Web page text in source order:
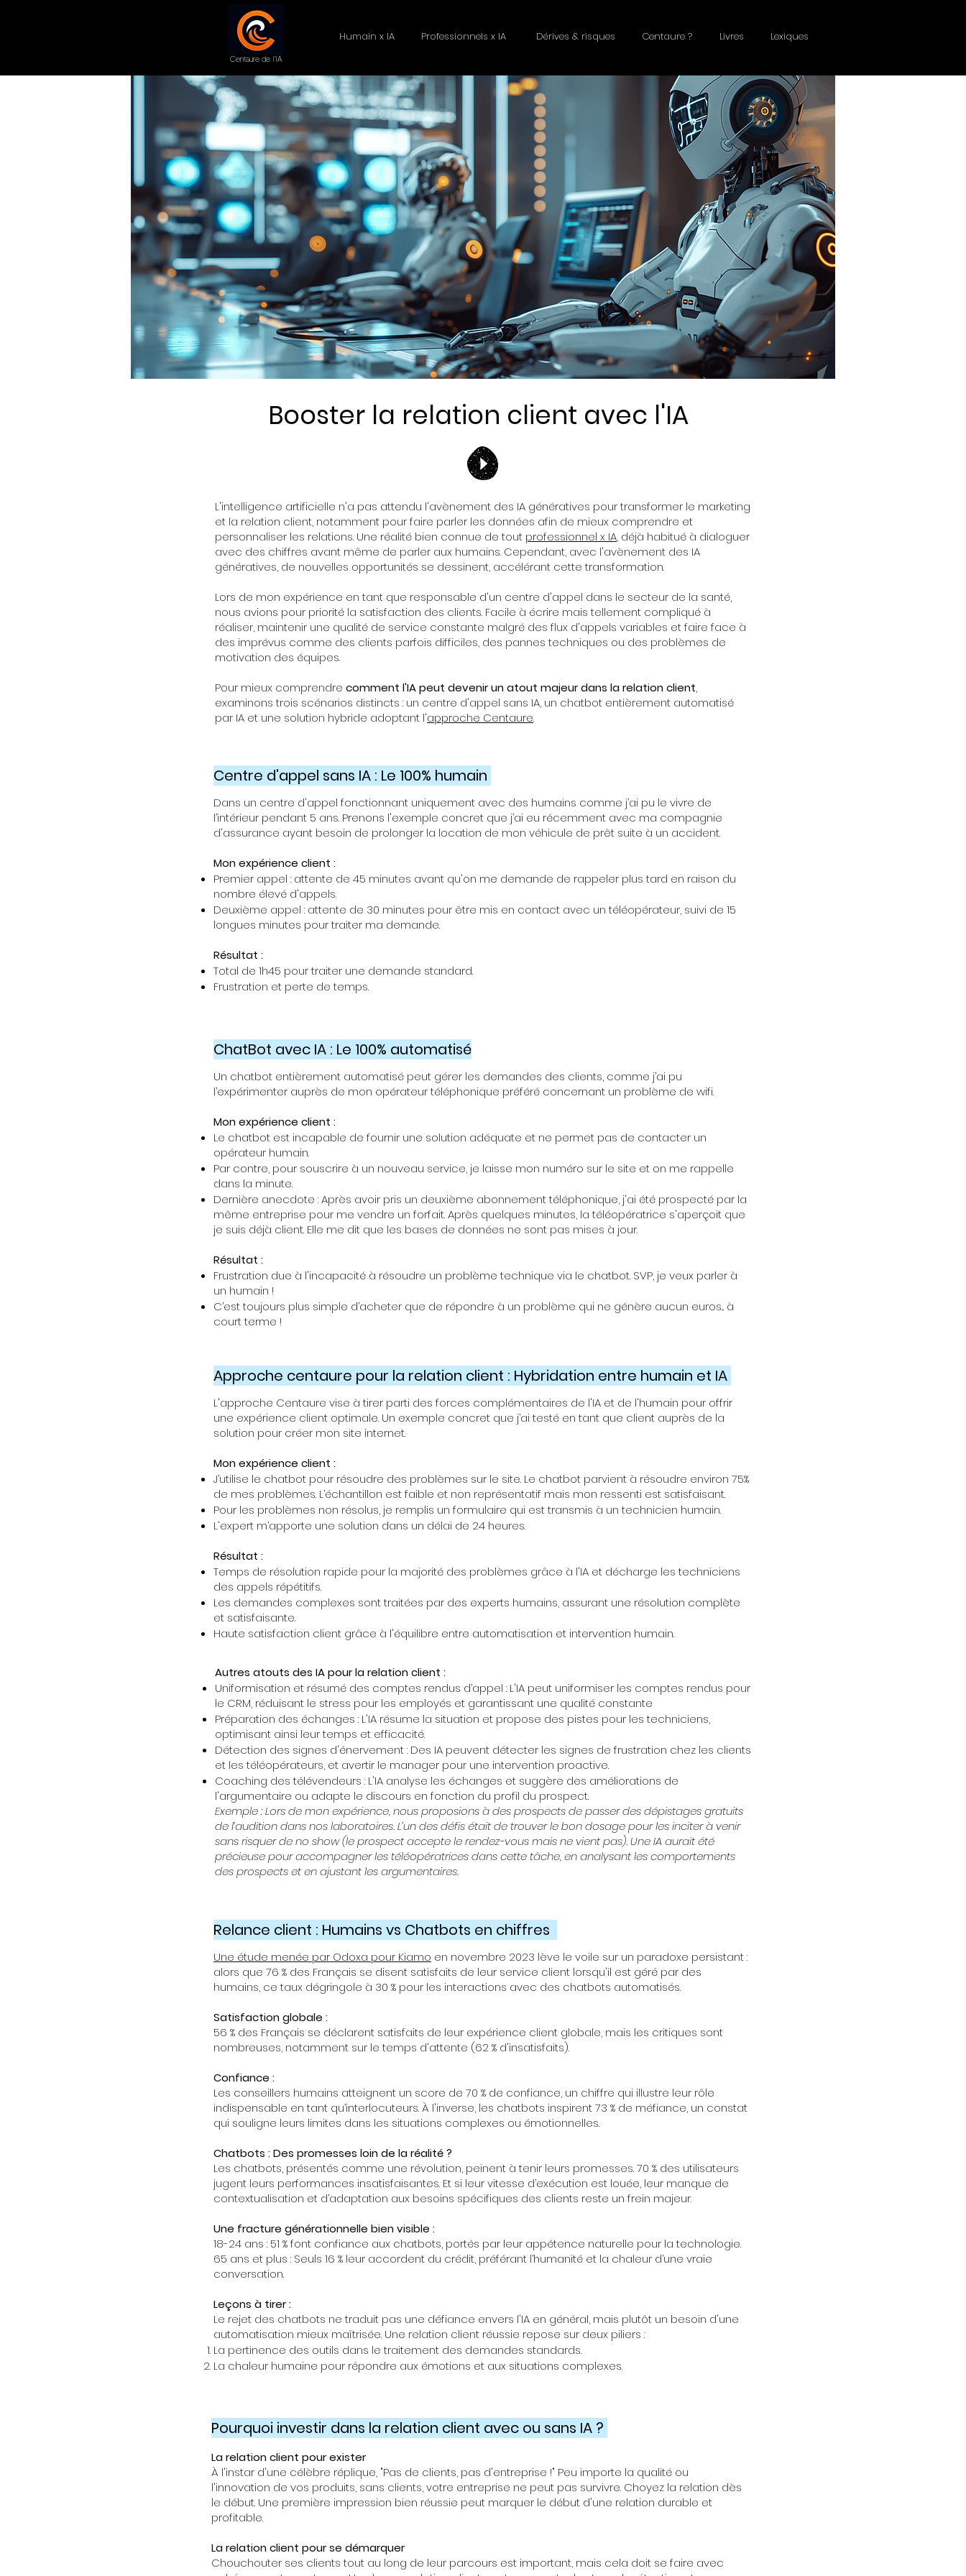
Humain x IA Professionnels x IA Dérives & risques Centaure ? Livres Lexiques
Centaure de l'IA
Booster la relation client avec l'IA
L'intelligence artificielle n'a pas attendu l'avènement des IA génératives pour transformer le marketing
et la relation client, notamment pour faire parler les données afin de mieux comprendre et
personnaliser les relations. Une réalité bien connue de tout professionnel x IA, déjà habitué à dialoguer
avec des chiffres avant même de parler aux humains. Cependant, avec l'avènement des IA
génératives, de nouvelles opportunités se dessinent, accélérant cette transformation.
Lors de mon expérience en tant que responsable d'un centre d'appel dans le secteur de la santé,
nous avions pour priorité la satisfaction des clients. Facile à écrire mais tellement compliqué à
réaliser, maintenir une qualité de service constante malgré des flux d'appels variables et faire face à
des imprévus comme des clients parfois difficiles, des pannes techniques ou des problèmes de
motivation des équipes.
Pour mieux comprendre comment l'IA peut devenir un atout majeur dans la relation client,
examinons trois scénarios distincts : un centre d'appel sans IA, un chatbot entièrement automatisé
par IA et une solution hybride adoptant l'approche Centaure.
Centre d'appel sans IA : Le 100% humain
Dans un centre d'appel fonctionnant uniquement avec des humains comme j’ai pu le vivre de
l’intérieur pendant 5 ans. Prenons l'exemple concret que j’ai eu récemment avec ma compagnie
d'assurance ayant besoin de prolonger la location de mon véhicule de prêt suite à un accident.
Mon expérience client :
Premier appel : attente de 45 minutes avant qu'on me demande de rappeler plus tard en raison du
nombre élevé d'appels.
Deuxième appel : attente de 30 minutes pour être mis en contact avec un téléopérateur, suivi de 15
longues minutes pour traiter ma demande.
Résultat :
Total de 1h45 pour traiter une demande standard.
Frustration et perte de temps.
ChatBot avec IA : Le 100% automatisé
Un chatbot entièrement automatisé peut gérer les demandes des clients, comme j’ai pu
l’expérimenter auprès de mon opérateur téléphonique préféré concernant un problème de wifi.
Mon expérience client :
Le chatbot est incapable de fournir une solution adéquate et ne permet pas de contacter un
opérateur humain.
Par contre, pour souscrire à un nouveau service, je laisse mon numéro sur le site et on me rappelle
dans la minute.
Dernière anecdote : Après avoir pris un deuxième abonnement téléphonique, j'ai été prospecté par la
même entreprise pour me vendre un forfait. Après quelques minutes, la téléopératrice s'aperçoit que
je suis déjà client. Elle me dit que les bases de données ne sont pas mises à jour.
Résultat :
Frustration due à l'incapacité à résoudre un problème technique via le chatbot. SVP, je veux parler à
un humain !
C’est toujours plus simple d’acheter que de répondre à un problème qui ne génère aucun euros... à
court terme !
Approche centaure pour la relation client : Hybridation entre humain et IA
L'approche Centaure vise à tirer parti des forces complémentaires de l'IA et de l'humain pour offrir
une expérience client optimale. Un exemple concret que j’ai testé en tant que client auprès de la
solution pour créer mon site internet.
Mon expérience client :
J’utilise le chatbot pour résoudre des problèmes sur le site. Le chatbot parvient à résoudre environ 75%
de mes problèmes. L’échantillon est faible et non représentatif mais mon ressenti est satisfaisant.
Pour les problèmes non résolus, je remplis un formulaire qui est transmis à un technicien humain.
L'expert m’apporte une solution dans un délai de 24 heures.
Résultat :
Temps de résolution rapide pour la majorité des problèmes grâce à l'IA et décharge les techniciens
des appels répétitifs.
Les demandes complexes sont traitées par des experts humains, assurant une résolution complète
et satisfaisante.
Haute satisfaction client grâce à l'équilibre entre automatisation et intervention humain.
Autres atouts des IA pour la relation client :
Uniformisation et résumé des comptes rendus d’appel : L'IA peut uniformiser les comptes rendus pour
le CRM, réduisant le stress pour les employés et garantissant une qualité constante
Préparation des échanges : L'IA résume la situation et propose des pistes pour les techniciens,
optimisant ainsi leur temps et efficacité.
Détection des signes d'énervement : Des IA peuvent détecter les signes de frustration chez les clients
et les téléopérateurs, et avertir le manager pour une intervention proactive.
Coaching des télévendeurs : L'IA analyse les échanges et suggère des améliorations de
l'argumentaire ou adapte le discours en fonction du profil du prospect.
Exemple : Lors de mon expérience, nous proposions à des prospects de passer des dépistages gratuits
de l’audition dans nos laboratoires. L’un des défis était de trouver le bon dosage pour les inciter à venir
sans risquer de no show (le prospect accepte le rendez-vous mais ne vient pas). Une IA aurait été
précieuse pour accompagner les téléopératrices dans cette tâche, en analysant les comportements
des prospects et en ajustant les argumentaires.
Relance client : Humains vs Chatbots en chiffres
Une étude menée par Odoxa pour Kiamo en novembre 2023 lève le voile sur un paradoxe persistant :
alors que 76 % des Français se disent satisfaits de leur service client lorsqu'il est géré par des
humains, ce taux dégringole à 30 % pour les interactions avec des chatbots automatisés.
Satisfaction globale :
56 % des Français se déclarent satisfaits de leur expérience client globale, mais les critiques sont
nombreuses, notamment sur le temps d'attente (62 % d'insatisfaits).
Confiance :
Les conseillers humains atteignent un score de 70 % de confiance, un chiffre qui illustre leur rôle
indispensable en tant qu’interlocuteurs. À l'inverse, les chatbots inspirent 73 % de méfiance, un constat
qui souligne leurs limites dans les situations complexes ou émotionnelles.
Chatbots : Des promesses loin de la réalité ?
Les chatbots, présentés comme une révolution, peinent à tenir leurs promesses. 70 % des utilisateurs
jugent leurs performances insatisfaisantes. Et si leur vitesse d’exécution est louée, leur manque de
contextualisation et d’adaptation aux besoins spécifiques des clients reste un frein majeur.
Une fracture générationnelle bien visible :
18-24 ans : 51 % font confiance aux chatbots, portés par leur appétence naturelle pour la technologie.
65 ans et plus : Seuls 16 % leur accordent du crédit, préférant l’humanité et la chaleur d’une vraie
conversation.
Leçons à tirer :
Le rejet des chatbots ne traduit pas une défiance envers l'IA en général, mais plutôt un besoin d'une
automatisation mieux maîtrisée. Une relation client réussie repose sur deux piliers :
La pertinence des outils dans le traitement des demandes standards.
La chaleur humaine pour répondre aux émotions et aux situations complexes.
Pourquoi investir dans la relation client avec ou sans IA ?
La relation client pour exister
À l'instar d'une célèbre réplique, "Pas de clients, pas d'entreprise !" Peu importe la qualité ou
l'innovation de vos produits, sans clients, votre entreprise ne peut pas survivre. Choyez la relation dès
le début. Une première impression bien réussie peut marquer le début d'une relation durable et
profitable.
La relation client pour se démarquer
Chouchouter ses clients tout au long de leur parcours est important, mais cela doit se faire avec